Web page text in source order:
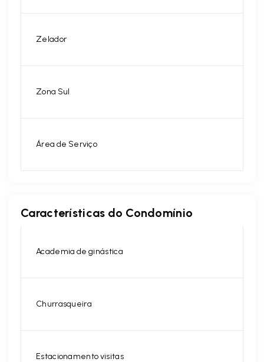
Zelador
Zona Sul
Área de Serviço
Características do Condomínio
Academia de ginástica
Churrasqueira
Estacionamento visitas